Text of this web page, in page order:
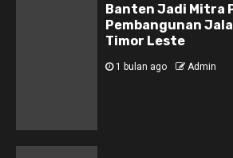
Banten Jadi Mitra
Pembangunan
Timor Leste
1 bulan ago Admin